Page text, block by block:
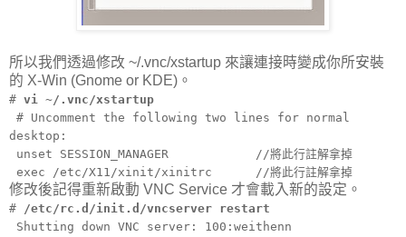
所以我們透過修改 ~/.vnc/xstartup 來讓連接時變成你所安裝
的 X-Win (Gnome or KDE)。
# vi ~/.vnc/xstartup
# Uncomment the following two lines for normal
desktop:
unset SESSION_MANAGER //將此行註解拿掉
exec /etc/X11/xinit/xinitrc //將此行註解拿掉
修改後記得重新啟動 VNC Service 才會載入新的設定。
# /etc/rc.d/init.d/vncserver restart
Shutting down VNC server: 100:weithenn